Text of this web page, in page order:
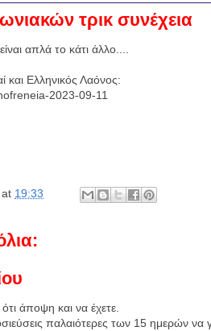
τρικ συνέχεια
απλά το κάτι άλλο....
και Ελληνικός Λαόνος:
2023-09-11
at 19:33
άποψη και να έχετε.
παλαιότερες των 15 ημερών να